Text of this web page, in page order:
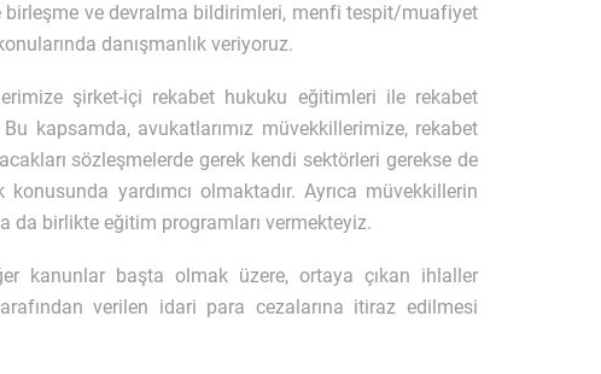
ve devralma bildirimleri, menfi tespit/muafiyet
danışmanlık veriyoruz.
şirket-içi rekabet hukuku eğitimleri ile rekabet
kapsamda, avukatlarımız müvekkillerimize, rekabet
sözleşmelerde gerek kendi sektörleri gerekse de
yardımcı olmaktadır. Ayrıca müvekkillerin
da birlikte eğitim programları vermekteyiz.
kanunlar başta olmak üzere, ortaya çıkan ihlaller
verilen idari para cezalarına itiraz edilmesi